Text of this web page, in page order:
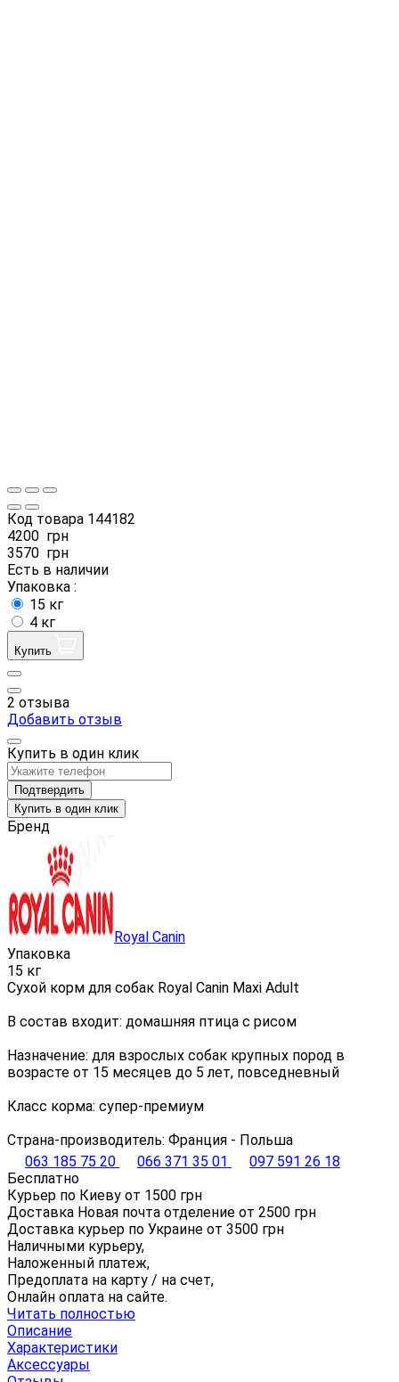
Код товара 144182
4200 грн
3570 грн
Есть в наличии
Упаковка :
15 кг
4 кг
Купить
2 отзыва
Добавить отзыв
Купить в один клик
Подтвердить
Купить в один клик
Бренд
Royal Canin
Упаковка
15 кг
Сухой корм для собак Royal Canin Maxi Adult
В состав входит: домашняя птица с рисом
Назначение: для взрослых собак крупных пород в
возрасте от 15 месяцев до 5 лет, повседневный
Класс корма: супер-премиум
Страна-производитель: Франция - Польша
063 185 75 20
066 371 35 01
097 591 26 18
Бесплатно
Курьер по Киеву от 1500 грн
Доставка Новая почта отделение от 2500 грн
Доставка курьер по Украине от 3500 грн
Наличными курьеру,
Наложенный платеж,
Предоплата на карту / на счет,
Онлайн оплата на сайте.
Читать полностью
Описание
Характеристики
Аксессуары